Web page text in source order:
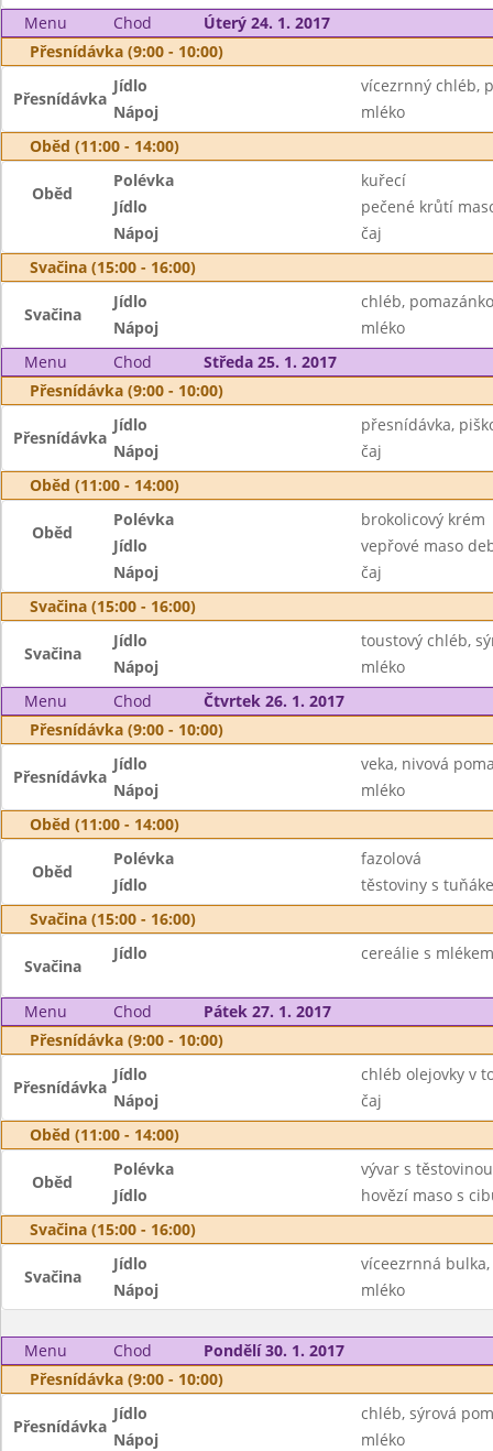
Menu
Chod
Úterý 24. 1. 2017
Přesnídávka (9:00 - 10:00)
Přesnídávka
Jídlo
vícezrnný chléb,
Nápoj
mléko
Oběd (11:00 - 14:00)
Oběd
Polévka
kuřecí
Jídlo
pečené krůtí
Nápoj
čaj
Svačina (15:00 - 16:00)
Svačina
Jídlo
chléb,
Nápoj
mléko
Menu
Chod
Středa 25. 1. 2017
Přesnídávka (9:00 - 10:00)
Přesnídávka
Jídlo
přesnídávka,
Nápoj
čaj
Oběd (11:00 - 14:00)
Oběd
Polévka
brokolicový krém
Jídlo
vepřové maso
Nápoj
čaj
Svačina (15:00 - 16:00)
Svačina
Jídlo
toustový chléb,
Nápoj
mléko
Menu
Chod
Čtvrtek 26. 1. 2017
Přesnídávka (9:00 - 10:00)
Přesnídávka
Jídlo
veka, nivová
Nápoj
mléko
Oběd (11:00 - 14:00)
Oběd
Polévka
fazolová
Jídlo
těstoviny s
Svačina (15:00 - 16:00)
Svačina
Jídlo cereálie s
Menu Chod
Pátek 27. 1. 2017
Přesnídávka (9:00 - 10:00)
Přesnídávka
Jídlo
chléb olejovky v
Nápoj
čaj
Oběd (11:00 - 14:00)
Oběd
Polévka
vývar s těstovinou
Jídlo
hovězí maso s
Svačina (15:00 - 16:00)
Svačina
Jídlo
víceezrnná
Nápoj
mléko
Menu Chod
Pondělí 30. 1. 2017
Přesnídávka (9:00 - 10:00)
Přesnídávka
Jídlo
chléb, sýrová
Nápoj
mléko